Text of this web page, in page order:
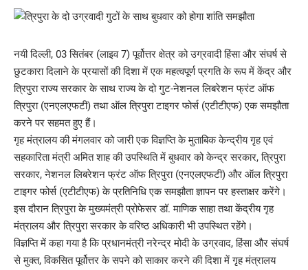
नयी दिल्ली, 03 सितंबर (लाइव 7) पूर्वोत्तर क्षेत्र को उग्रवादी हिंसा और संघर्ष से
छुटकारा दिलाने के प्रयासों की दिशा में एक महत्वपूर्ण प्रगति के रूप में केंद्र और
त्रिपुरा राज्य सरकार के साथ राज्य के दो गुट-नेशनल लिबरेशन फ्रंट ऑफ
त्रिपुरा (एनएलएफटी) तथा ऑल त्रिपुरा टाइगर फोर्स (एटीटीएफ) एक समझौता
करने पर सहमत हुए हैं।
गृह मंत्रालय की मंगलवार को जारी एक विज्ञप्ति के मुताबिक केन्द्रीय गृह एवं
सहकारिता मंत्री अमित शाह की उपस्थिति में बुधवार को केन्द्र सरकार, त्रिपुरा
सरकार, नेशनल लिबरेशन फ्रंट ऑफ त्रिपुरा (एनएलएफटी) और ऑल त्रिपुरा
टाइगर फोर्स (एटीटीएफ) के प्रतिनिधि एक समझौता ज्ञापन पर हस्ताक्षर करेंगे।
इस दौरान त्रिपुरा के मुख्यमंत्री प्रोफेसर डॉ. माणिक साहा तथा केंद्रीय गृह
मंत्रालय और त्रिपुरा सरकार के वरिष्ठ अधिकारी भी उपस्थित रहेंगे।
विज्ञप्ति में कहा गया है कि प्रधानमंत्री नरेन्द्र मोदी के उग्रवाद, हिंसा और संघर्ष
से मुक्त, विकसित पूर्वोत्तर के सपने को साकार करने की दिशा में गृह मंत्रालय